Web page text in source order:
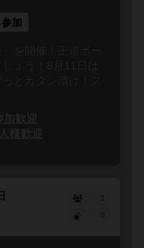
加
を開催！王道ボー
ょう！8月11日は
とカタン漬け！ス
加歓迎
様歓迎
1